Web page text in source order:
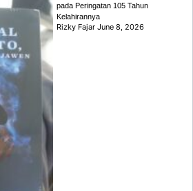
pada Peringatan 105 Tahun
Kelahirannya
Rizky FajarJune 8, 2026